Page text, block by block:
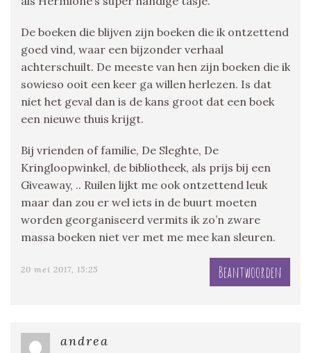
De boeken die blijven zijn boeken die ik ontzettend
goed vind, waar een bijzonder verhaal
achterschuilt. De meeste van hen zijn boeken die ik
sowieso ooit een keer ga willen herlezen. Is dat
niet het geval dan is de kans groot dat een boek
een nieuwe thuis krijgt.
Bij vrienden of familie, De Sleghte, De
Kringloopwinkel, de bibliotheek, als prijs bij een
Giveaway, .. Ruilen lijkt me ook ontzettend leuk
maar dan zou er wel iets in de buurt moeten
worden georganiseerd vermits ik zo’n zware
massa boeken niet ver met me mee kan sleuren.
20 mei 2017, 15:25 Beantwoorden
andrea